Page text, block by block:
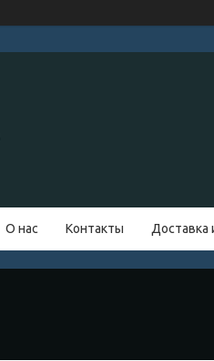
О нас Контакты Доставка